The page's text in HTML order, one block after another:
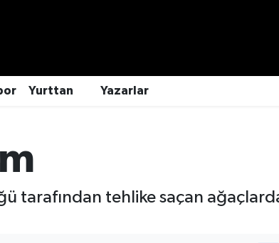
Yurttan Yazarlar
tarafından tehlike saçan